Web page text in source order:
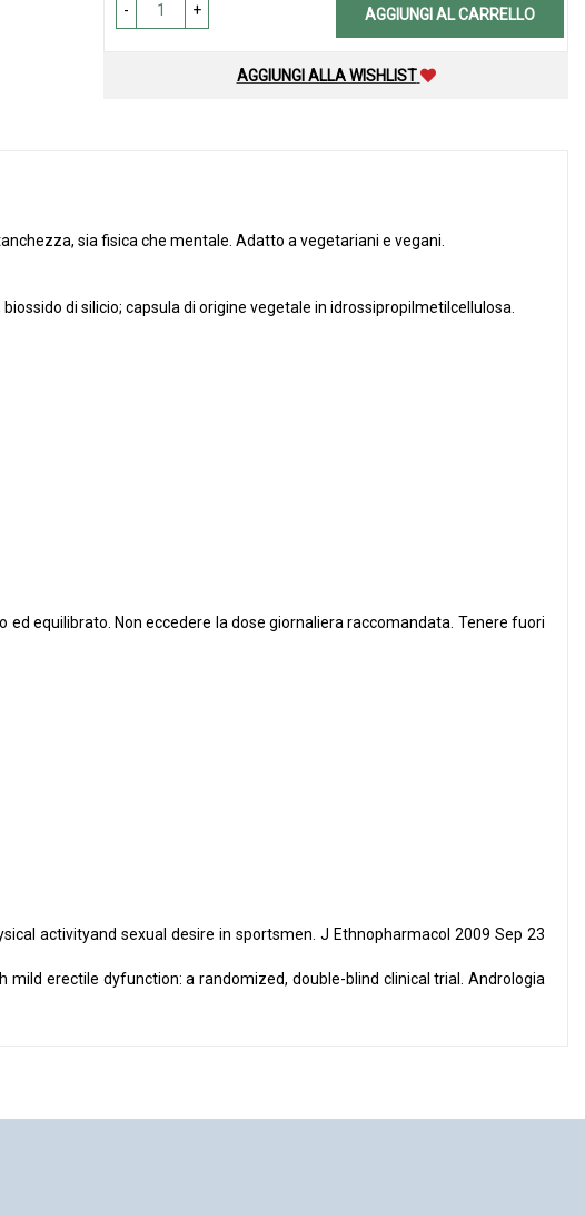
- + AGGIUNGI AL CARRELLO
AGGIUNGI ALLA WISHLIST
sia fisica che mentale. Adatto a vegetariani e vegani.
di silicio; capsula di origine vegetale in idrossipropilmetilcellulosa.
equilibrato. Non eccedere la dose giornaliera raccomandata. Tenere fuori
activityand sexual desire in sportsmen. J Ethnopharmacol 2009 Sep 23
erectile dyfunction: a randomized, double-blind clinical trial. Andrologia